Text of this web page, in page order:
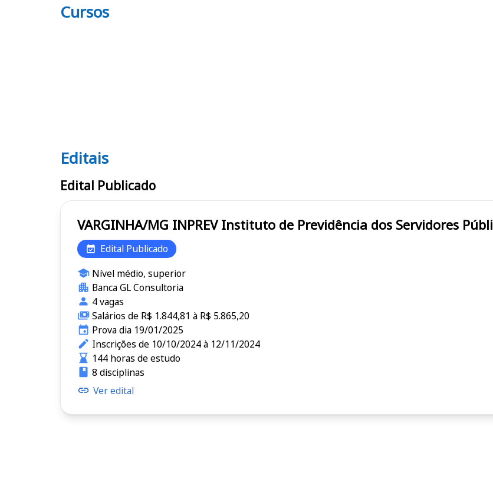
Cursos
Editais INPREV
Editais
Edital Publicado
VARGINHA/MG INPREV Instituto de Previdência dos
Edital Publicado
Nível médio, superior
Banca GL Consultoria
4 vagas
Salários de R$ 1.844,81 à R$ 5.865,20
Prova dia 19/01/2025
Inscrições de 10/10/2024 à 12/11/2024
144 horas de estudo
8 disciplinas
Ver edital